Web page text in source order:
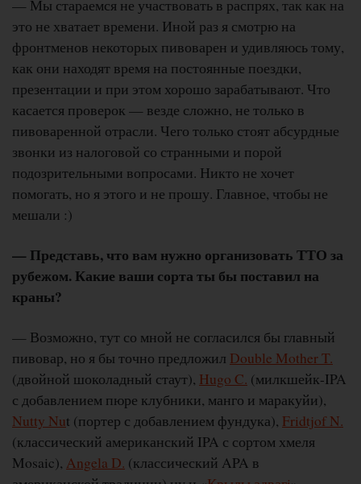
— Мы стараемся не участвовать в распрях, так как на
это не хватает времени. Иной раз я смотрю на
фронтменов некоторых пивоварен и удивляюсь тому,
как они находят время на постоянные поездки,
презентации и при этом хорошо зарабатывают. Что
касается проверок — везде сложно, не только в
пивоваренной отрасли. Чего только стоят абсурдные
звонки из налоговой со странными и порой
подозрительными вопросами. Никто не хочет
помогать, но я этого и не прошу. Главное, чтобы не
мешали :)
— Представь, что вам нужно организовать ТТО за
рубежом. Какие ваши сорта ты бы поставил на
краны?
— Возможно, тут со мной не согласился бы главный
пивовар, но я бы точно предложил Double Mother T.
(двойной шоколадный стаут), Hugo C. (милкшейк-IPA
с добавлением пюре клубники, манго и маракуйи),
Nutty Nut (портер с добавлением фундука), Fridtjof N.
(классический американский IPA с сортом хмеля
Mosaic), Angela D. (классический APA в